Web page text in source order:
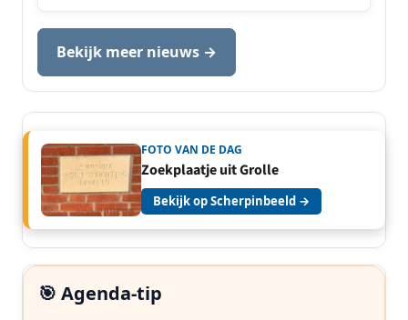
Bekijk meer nieuws →
FOTO VAN DE DAG
Zoekplaatje uit Grolle
Bekijk op Scherpinbeeld →
🎯 Agenda-tip